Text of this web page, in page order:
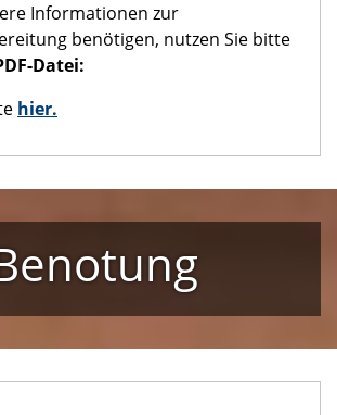
Informationen zur
benötigen, nutzen Sie bitte
Datei:
hier.